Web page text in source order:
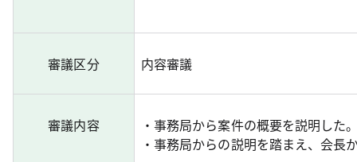
審議区分 内容審議
審議内容
・事務局から案件の概要を説明した
・事務局からの説明を踏まえ、会長